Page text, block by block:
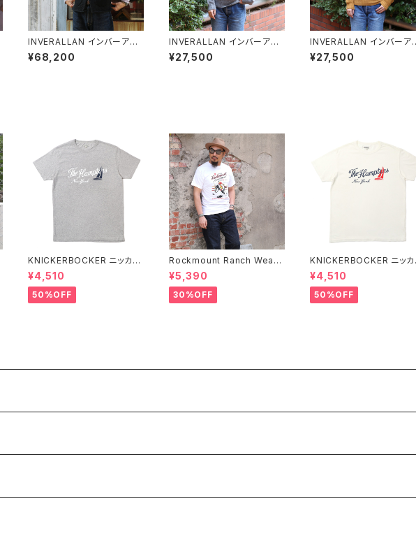
INVERALLAN インバーアラ
ン コットンニットベスト 全2色
¥68,200
INVERALLAN インバーアラ
ン シェットランドセーター ME
DIUM GREY(ミディアムグレ
¥27,500
INVERALLAN インバーア
ン シェットランドセーター
MMIN(クミン)
¥27,500
KNICKERBOCKER ニッカー
ボッカー HEATHER GREY
ハンプトン Tシャツ
¥4,510
50%OFF
Rockmount Ranch Wear
ロックマウント ランチウェア R
ockmount Bronc Western
T-Shirt 半袖Tシャツ 全3色
¥5,390
30%OFF
KNICKERBOCKER ニッカ
ボッカー MILK ハンプトン T
シャツ
¥4,510
50%OFF